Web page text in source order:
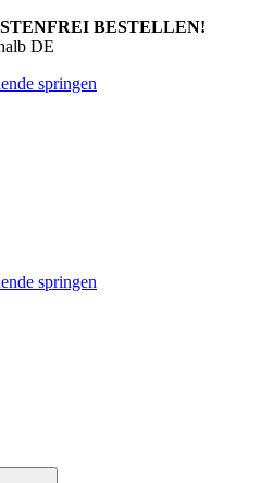
BESTELLEN!
DE
springen
springen